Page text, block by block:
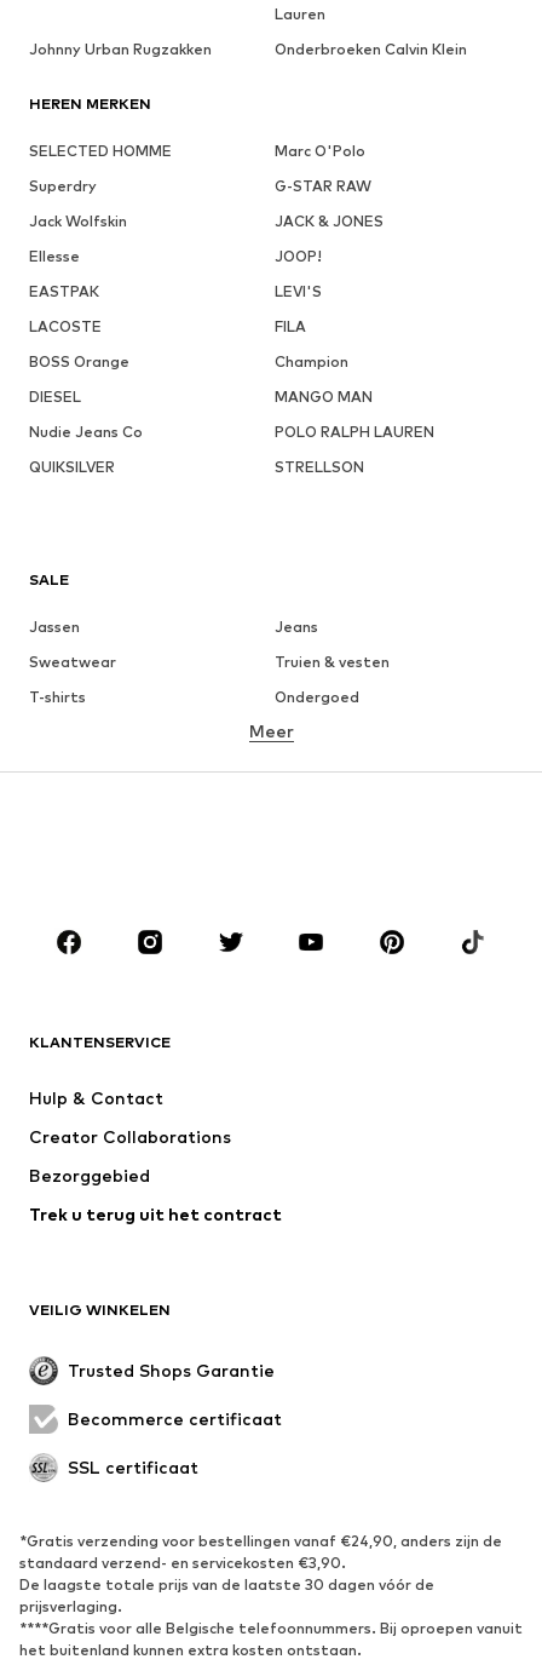
Lauren
Johnny Urban Rugzakken
Onderbroeken Calvin Klein
HEREN MERKEN
SELECTED HOMME
Marc O'Polo
Superdry
G-STAR RAW
Jack Wolfskin
JACK & JONES
Ellesse
JOOP!
EASTPAK
LEVI'S
LACOSTE
FILA
BOSS Orange
Champion
DIESEL
MANGO MAN
Nudie Jeans Co
POLO RALPH LAUREN
QUIKSILVER
STRELLSON
SALE
Jassen
Jeans
Sweatwear
Truien & vesten
T-shirts
Ondergoed
Hemden
Mantels
Kostuums & blazers
KLEDING
Jassen
Zwemkleding
Speciale gelegenheden
Exclusief
SCHOENEN
Nieuw
Lage schoenen
Sportschoenen
Open schoenen
Sportkleding
Sporten
Sportschoenen
Sport Accessoires
Sportuitrusting
Meer
KLANTENSERVICE
Hulp & Contact
Creator Collaborations
Bezorggebied
Trek u terug uit het contract
VEILIG WINKELEN
Trusted Shops Garantie
Becommerce certificaat
SSL certificaat
*Gratis verzending voor bestellingen vanaf €24,90, anders zijn de
standaard verzend- en servicekosten €3,90.
De laagste totale prijs van de laatste 30 dagen vóór de
prijsverlaging.
****Gratis voor alle Belgische telefoonnummers. Bij oproepen vanuit
het buitenland kunnen extra kosten ontstaan.